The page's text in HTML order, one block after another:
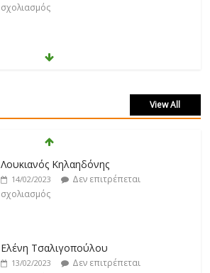
σχολιασμός
Άρτεμις Ρέντζιου
19/02/2023
Δεν επιτρέπεται
σχολιασμός
19/02/2023
Δεν επιτρέπεται
σχολιασμός
View All
Λουκιανός Κηλαηδόνης
14/02/2023
Δεν επιτρέπεται
σχολιασμός
Ελένη Τσαλιγοπούλου
13/02/2023
Δεν επιτρέπεται